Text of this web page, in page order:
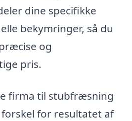
dine specifikke
bekymringer, så du
og
pris.
firma til stubfræsning
for resultatet af